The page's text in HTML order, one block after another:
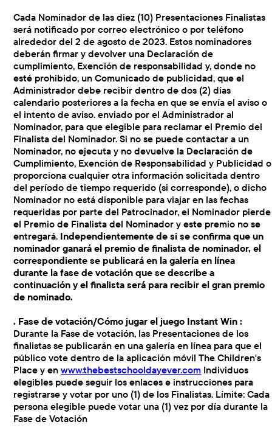
Cada Nominador de las diez (10) Presentaciones Finalistas
será notificado por correo electrónico o por teléfono
alrededor del 2 de agosto de 2023. Estos nominadores
deberán firmar y devolver una Declaración de
cumplimiento, Exención de responsabilidad y, donde no
esté prohibido, un Comunicado de publicidad, que el
Administrador debe recibir dentro de dos (2) días
calendario posteriores a la fecha en que se envía el aviso o
el intento de aviso. enviado por el Administrador al
Nominador, para que elegible para reclamar el Premio del
Finalista del Nominador. Si no se puede contactar a un
Nominador, no ejecuta y no devuelve la Declaración de
Cumplimiento, Exención de Responsabilidad y Publicidad o
proporciona cualquier otra información solicitada dentro
del período de tiempo requerido (si corresponde), o dicho
Nominador no está disponible para viajar en las fechas
requeridas por parte del Patrocinador, el Nominador pierde
el Premio de Finalista del Nominador y este premio no se
entregará. Independientemente de si se confirma que un
nominador ganará el premio de finalista de nominador, el
correspondiente se publicará en la galería en línea
durante la fase de votación que se describe a
continuación y el finalista será para recibir el gran premio
de nominado.
. Fase de votación/Cómo jugar el juego Instant Win :
Durante la Fase de votación, las Presentaciones de los
finalistas se publicarán en una galería en línea para que el
público vote dentro de la aplicación móvil The Children's
Place y enwww.thebestschooldayever.com Individuos
elegibles puede seguir los enlaces e instrucciones para
registrarse y votar por uno (1) de los Finalistas. Límite: Cada
persona elegible puede votar una (1) vez por día durante la
Fase de Votación